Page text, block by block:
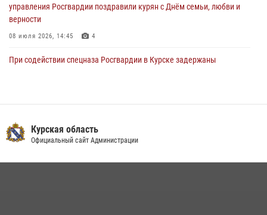
управления Росгвардии поздравили курян с Днём семьи, любви и
верности
08 июля 2026, 14:45 4
При содействии спецназа Росгвардии в Курске задержаны
первого этапа фотоконкурса «В объективе Росгвардия»
22 июля 2026, 12:38 2
Курская область
Официальный сайт Администрации